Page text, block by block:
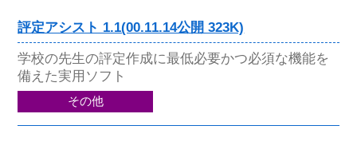
評定アシスト 1.1(00.11.14公開 323K)
学校の先生の評定作成に最低必要かつ必須な機能を
備えた実用ソフト
その他